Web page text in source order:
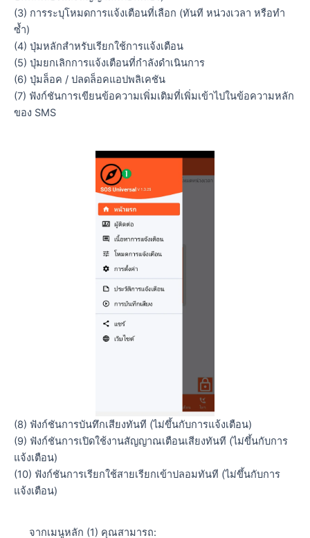
(3) การระบุโหมดการแจ้งเตือนที่เลือก (ทันที หน่วงเวลา หรือทำ
ซ้ำ)
(4) ปุ่มหลักสำหรับเรียกใช้การแจ้งเตือน
(5) ปุ่มยกเลิกการแจ้งเตือนที่กำลังดำเนินการ
(6) ปุ่มล็อค / ปลดล็อคแอปพลิเคชัน
(7) ฟังก์ชันการเขียนข้อความเพิ่มเติมที่เพิ่มเข้าไปในข้อความหลัก
ของ SMS
(8) ฟังก์ชันการบันทึกเสียงทันที (ไม่ขึ้นกับการแจ้งเตือน)
(9) ฟังก์ชันการเปิดใช้งานสัญญาณเตือนเสียงทันที (ไม่ขึ้นกับการ
แจ้งเตือน)
(10) ฟังก์ชันการเรียกใช้สายเรียกเข้าปลอมทันที (ไม่ขึ้นกับการ
แจ้งเตือน)
จากเมนูหลัก (1) คุณสามารถ: